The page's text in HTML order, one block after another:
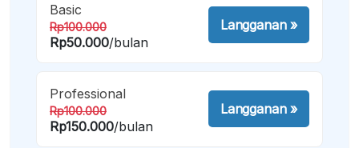
Basic
Rp100.000
Rp50.000/bulan
Langganan»
Professional
Rp100.000
Rp150.000/bulan
Langganan»